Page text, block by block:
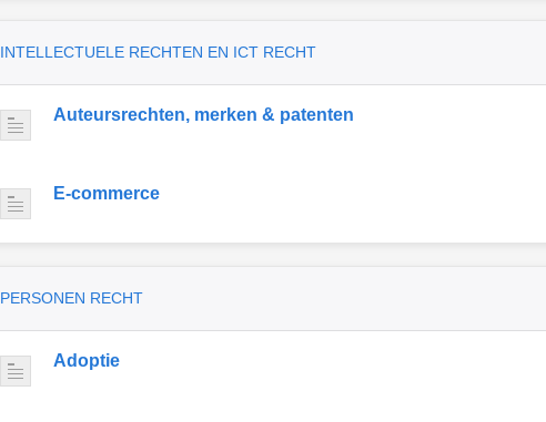
INTELLECTUELE RECHTEN EN ICT RECHT
Auteursrechten, merken & patenten
E-commerce
PERSONEN RECHT
Adoptie